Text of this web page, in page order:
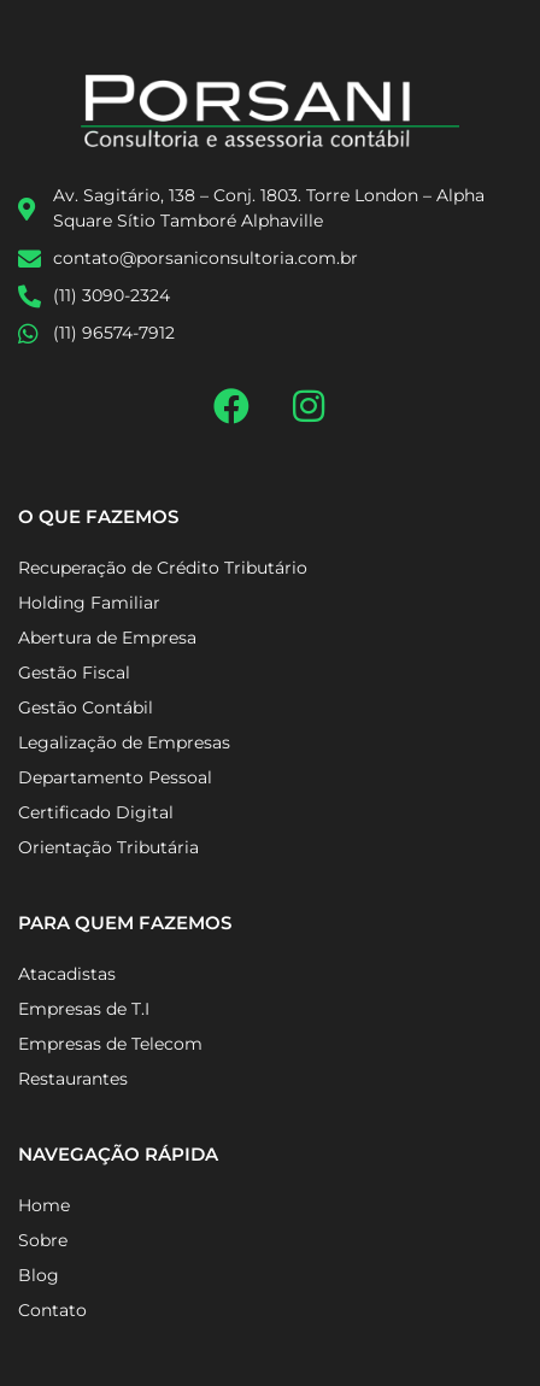
Av. Sagitário, 138 – Conj. 1803. Torre London – Alpha
Square Sítio Tamboré Alphaville
contato@porsaniconsultoria.com.br
(11) 3090-2324
(11) 96574-7912
O QUE FAZEMOS
Recuperação de Crédito Tributário
Holding Familiar
Abertura de Empresa
Gestão Fiscal
Gestão Contábil
Legalização de Empresas
Departamento Pessoal
Certificado Digital
Orientação Tributária
PARA QUEM FAZEMOS
Atacadistas
Empresas de T.I
Empresas de Telecom
Restaurantes
NAVEGAÇÃO RÁPIDA
Home
Sobre
Blog
Contato